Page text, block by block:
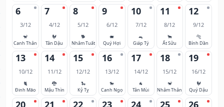
6
3/12
🐒
Canh Thân
7
4/12
🐓
Tân Dậu
8
5/12
🐕
Nhâm Tuất
9
6/12
🐖
Quý Hợi
10
7/12
🐀
Giáp Tý
11
8/12
🐂
Ất Sửu
12
9/12
🐅
Bính Dần
13
10/12
🐈
Đinh Mão
14
11/12
🐉
Mậu Thìn
15
12/12
🐍
Kỷ Tỵ
16
13/12
🐎
Canh Ngọ
17
14/12
🐐
Tân Mùi
18
15/12
🐒
Nhâm Thân
19
16/12
🐓
Quý Dậu
20 21 22 23 24 25 26